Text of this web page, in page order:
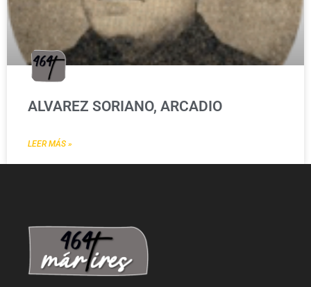
ALVAREZ SORIANO, ARCADIO
LEER MÁS »